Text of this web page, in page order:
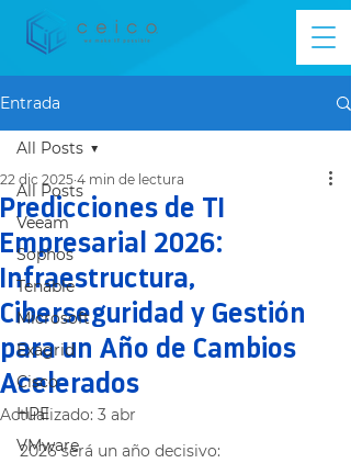
Entrada
All Posts
Veeam
Sophos
Tenable
Microsoft
Exagrid
Cisco
HPE
VMware
All Posts
Predicciones de TI
Empresarial 2026:
Infraestructura,
Ciberseguridad y Gestión
para un Año de Cambios
Acelerados
22 dic 2025 4 min de lectura
Actualizado: 3 abr
2026 será un año decisivo: